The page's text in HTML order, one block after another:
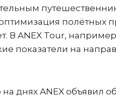
полётных
В ANEX Tour,
показатели на
днях ANEX объявил об